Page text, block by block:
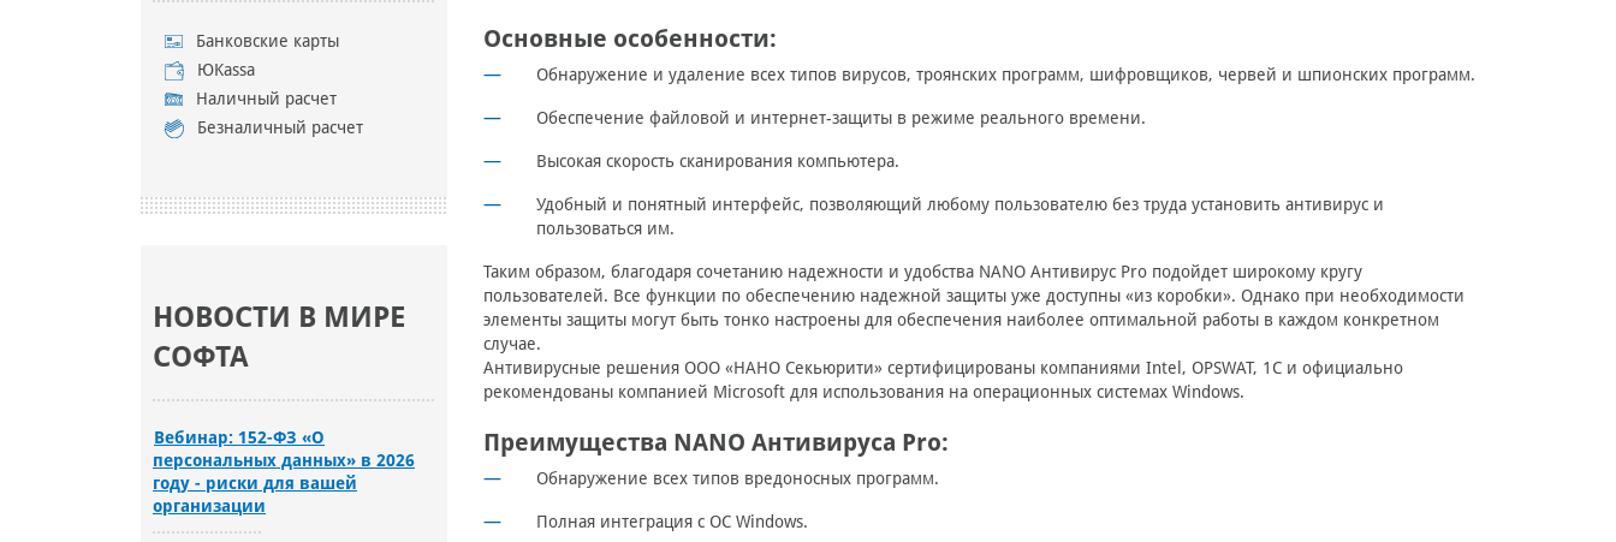
Банковские карты
ЮKassa
Наличный расчет
Безналичный расчет
НОВОСТИ В МИРЕ
СОФТА
Вебинар: 152-ФЗ «О
персональных данных» в 2026
году - риски для вашей
организации
Основные особенности:
Обнаружение и удаление всех типов вирусов, троянских программ, шифровщиков, червей и шпионских программ.
Обеспечение файловой и интернет-защиты в режиме реального времени.
Высокая скорость сканирования компьютера.
Удобный и понятный интерфейс, позволяющий любому пользователю без труда установить антивирус и
пользоваться им.
Таким образом, благодаря сочетанию надежности и удобства NANO Антивирус Pro подойдет широкому кругу
пользователей. Все функции по обеспечению надежной защиты уже доступны «из коробки». Однако при необходимости
элементы защиты могут быть тонко настроены для обеспечения наиболее оптимальной работы в каждом конкретном
случае.
Антивирусные решения ООО «НАНО Секьюрити» сертифицированы компаниями Intel, OPSWAT, 1C и официально
рекомендованы компанией Microsoft для использования на операционных системах Windows.
Преимущества NANO Антивируса Pro:
Обнаружение всех типов вредоносных программ.
Полная интеграция с ОС Windows.